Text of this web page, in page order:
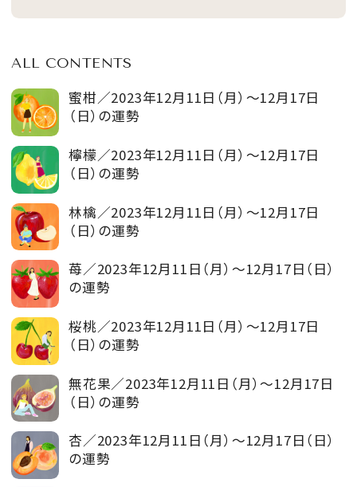
ALL CONTENTS
蜜柑／2023年12月11日（月）～12月17日
（日）の運勢
檸檬／2023年12月11日（月）～12月17日
（日）の運勢
林檎／2023年12月11日（月）～12月17日
（日）の運勢
苺／2023年12月11日（月）～12月17日（日）
の運勢
桜桃／2023年12月11日（月）～12月17日
（日）の運勢
無花果／2023年12月11日（月）～12月17日
（日）の運勢
杏／2023年12月11日（月）～12月17日（日）
の運勢